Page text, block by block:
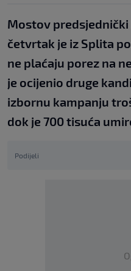
Mostov
četvrtak je iz Splita
ne plaćaju porez na
je ocijenio druge
izbornu kampanju
dok je 700 tisuća
Podijeli